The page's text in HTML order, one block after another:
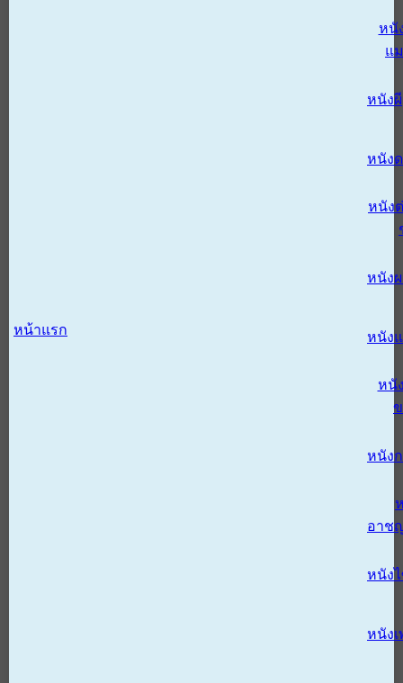
หน้าแรก
หนั
แ
หนังผี
หนัง
หนัง
หนัง
หนัง
หนั
หนัง
อาช
หนัง
หนังเ